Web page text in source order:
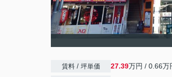
賃料 / 坪単価 27.39万円 / 0.66万